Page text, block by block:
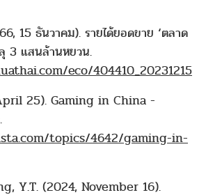
15 ธันวาคม). รายได้ยอดขาย ‘ตลาด
3 แสนล้านหยวน.
eco/404410_20231215
25). Gaming in China -
topics/4642/gaming-in-
Y.T. (2024, November 16).